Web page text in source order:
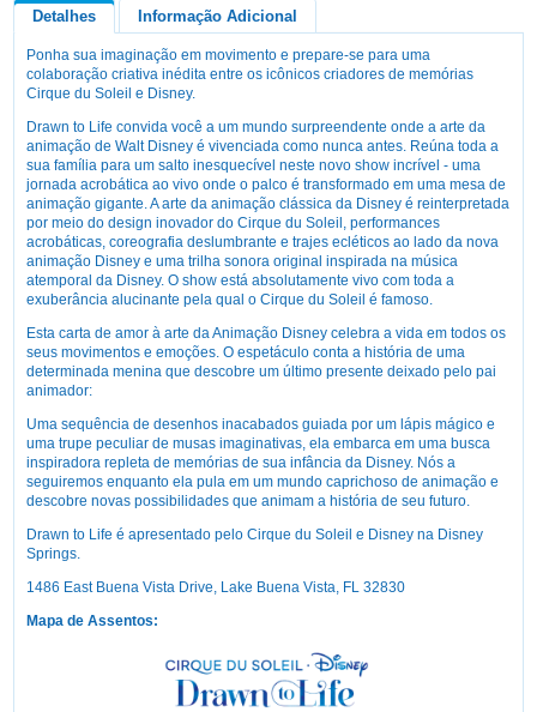
Detalhes Informação Adicional
Queremos Saber Sua Opinião
Ponha sua imaginação em movimento e prepare-se para uma
colaboração criativa inédita entre os icônicos criadores de memórias
Cirque du Soleil e Disney.
Drawn to Life convida você a um mundo surpreendente onde a arte da
animação de Walt Disney é vivenciada como nunca antes. Reúna toda a
sua família para um salto inesquecível neste novo show incrível - uma
jornada acrobática ao vivo onde o palco é transformado em uma mesa de
animação gigante. A arte da animação clássica da Disney é reinterpretada
por meio do design inovador do Cirque du Soleil, performances
acrobáticas, coreografia deslumbrante e trajes ecléticos ao lado da nova
animação Disney e uma trilha sonora original inspirada na música
atemporal da Disney. O show está absolutamente vivo com toda a
exuberância alucinante pela qual o Cirque du Soleil é famoso.
Esta carta de amor à arte da Animação Disney celebra a vida em todos os
seus movimentos e emoções. O espetáculo conta a história de uma
determinada menina que descobre um último presente deixado pelo pai
animador:
Uma sequência de desenhos inacabados guiada por um lápis mágico e
uma trupe peculiar de musas imaginativas, ela embarca em uma busca
inspiradora repleta de memórias de sua infância da Disney. Nós a
seguiremos enquanto ela pula em um mundo caprichoso de animação e
descobre novas possibilidades que animam a história de seu futuro.
Drawn to Life é apresentado pelo Cirque du Soleil e Disney na Disney
Springs.
1486 East Buena Vista Drive, Lake Buena Vista, FL 32830
Mapa de Assentos: